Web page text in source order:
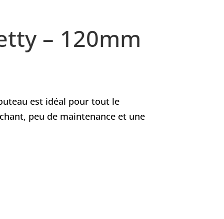
– 120mm
est idéal pour tout le
peu de maintenance et une